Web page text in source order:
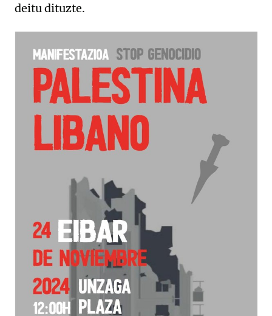
deitu dituzte.